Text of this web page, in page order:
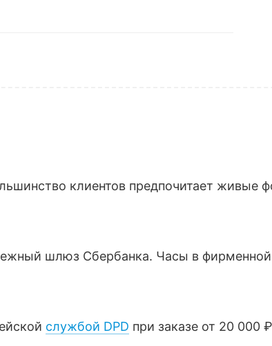
клиентов предпочитает живые
шлюз Сбербанка. Часы в
службой DPD при заказе от 20 000